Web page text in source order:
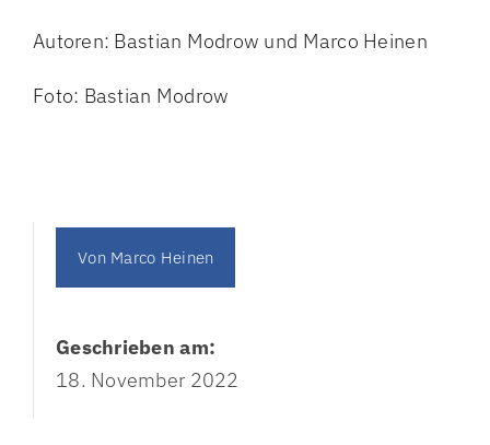
Autoren: Bastian Modrow und Marco Heinen
Foto: Bastian Modrow
Von Marco Heinen
Geschrieben am:
18. November 2022